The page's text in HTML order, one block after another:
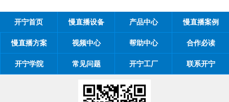
开宁首页 慢直播设备 产品中心 慢直播案例
慢直播方案 视频中心 帮助中心 合作必读
开宁学院 常见问题 开宁工厂 联系开宁